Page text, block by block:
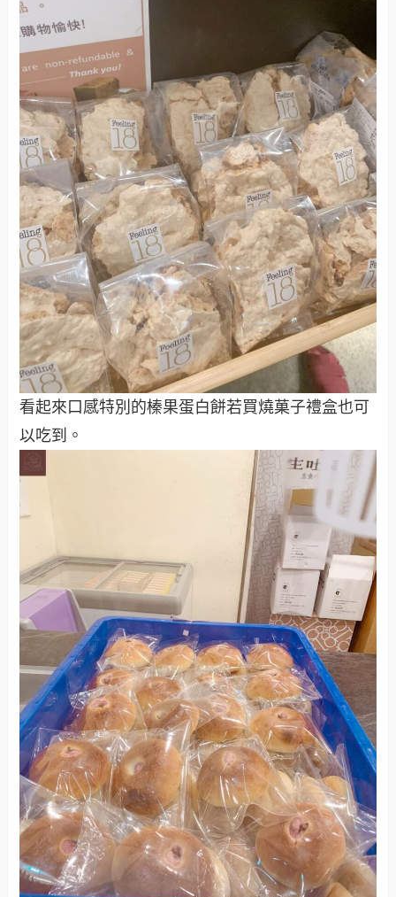
看起來口感特別的榛果蛋白餅若買燒菓子禮盒也可
以吃到。